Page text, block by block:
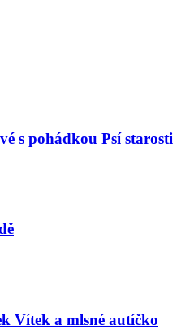
s pohádkou Psí starosti
Vítek a mlsné autíčko